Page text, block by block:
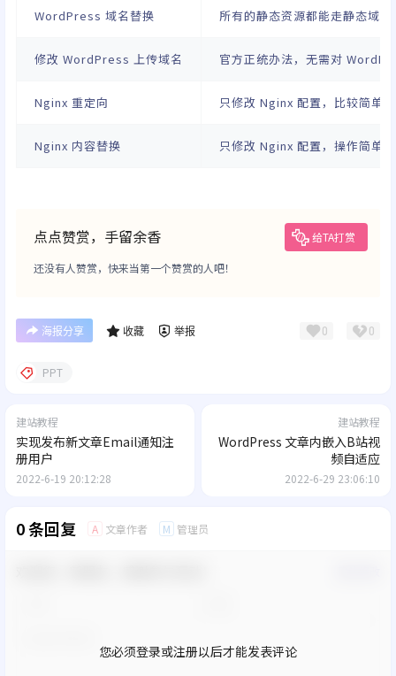
WordPress 域名替换 所有的静态资源都能走静态域名
修改 WordPress 上传域名 官方正统办法，无需对
Nginx 重定向 只修改 Nginx 配置，比较简单
Nginx 内容替换 只修改 Nginx 配置，操作简单
点点赞赏，手留余香 给TA打赏
还没有人赞赏，快来当第一个赞赏的人吧！
海报分享 收藏 举报 0 0
PPT
建站教程
实现发布新文章Email通知注
册用户
2022-6-19 20:12:28
建站教程
WordPress 文章内嵌入B站视
频自适应
2022-6-29 23:06:10
0 条回复 A 文章作者 M 管理员
您必须登录或注册以后才能发表评论